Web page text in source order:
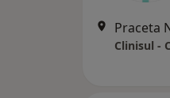
Clinisul -